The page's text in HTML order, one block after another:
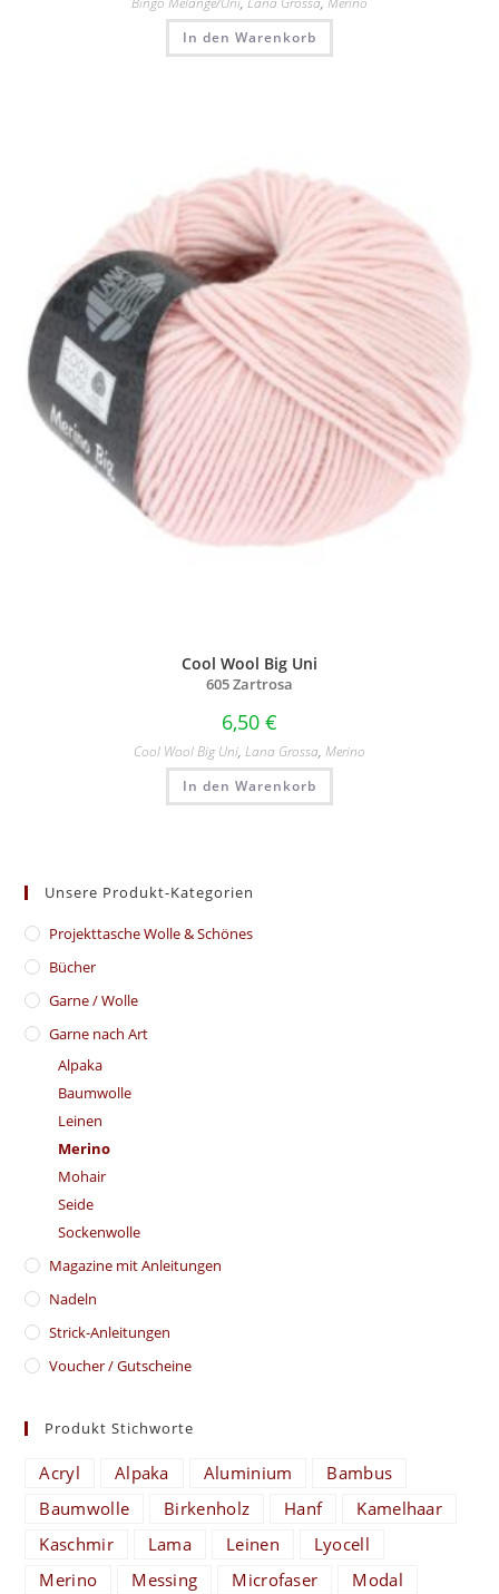
In den Warenkorb
Cool Wool Big Uni
605 Zartrosa
6,50 €
Cool Wool Big Uni, Lana Grossa, Merino
In den Warenkorb
Unsere Produkt-Kategorien
​Projekttasche Wolle & Schönes
Bücher
Garne / Wolle
Garne nach Art
Alpaka
Baumwolle
Leinen
Merino
Mohair
Seide
Sockenwolle
Magazine mit Anleitungen
Nadeln
Strick-Anleitungen
Voucher / Gutscheine
Produkt Stichworte
Acryl Alpaka Aluminium
Bambus
Baumwolle
Birkenholz Hanf
Kamelhaar
Kaschmir
Lama Leinen
Lyocell
Merino
Messing Microfaser
Modal